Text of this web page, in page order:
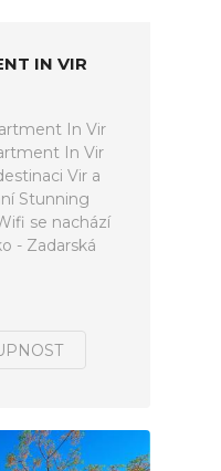
IN VIR
In Vir
In Vir
Vir a
Stunning
se nachází
- Zadarská